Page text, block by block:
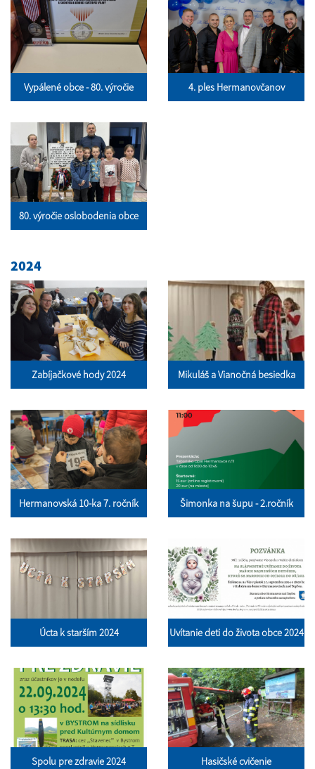
Vypálené obce - 80. výročie 4. ples Hermanovčanov
80. výročie oslobodenia obce
2024
Zabíjačkové hody 2024 Mikuláš a Vianočná besiedka
Hermanovská 10-ka 7. ročník Šimonka na šupu - 2.ročník
Úcta k starším 2024 Uvítanie deti do života obce 2024
Spolu pre zdravie 2024 Hasičské cvičenie